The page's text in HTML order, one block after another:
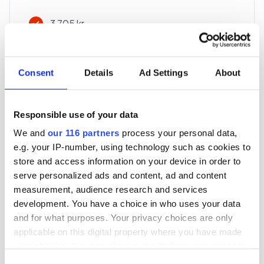
Consent Details Ad Settings About
Responsible use of your data
We and our 116 partners process your personal data,
e.g. your IP-number, using technology such as cookies to
store and access information on your device in order to
serve personalized ads and content, ad and content
measurement, audience research and services
development. You have a choice in who uses your data
and for what purposes. Your privacy choices are only
applicable on this digital property where you have made
3 705 kr
*Moms (6 %) ingår i alla priser.
Företagspaket